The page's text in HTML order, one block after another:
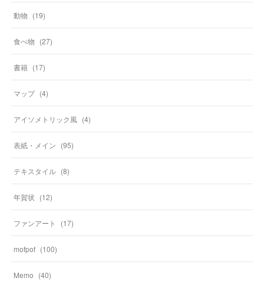
動物 (19)
食べ物 (27)
書籍 (17)
マップ (4)
アイソメトリック風 (4)
表紙・メイン (95)
テキスタイル (8)
年賀状 (12)
ファンアート (17)
mofpof (100)
Memo (40)